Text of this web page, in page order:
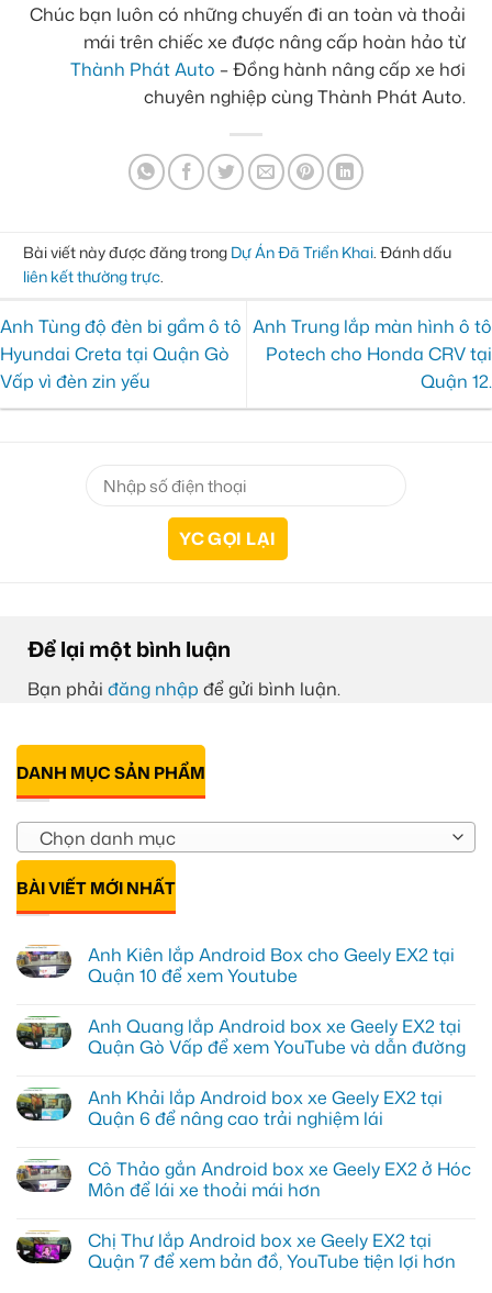
Chúc bạn luôn có những chuyến đi an toàn và thoải
mái trên chiếc xe được nâng cấp hoàn hảo từ
Thành Phát Auto – Đồng hành nâng cấp xe hơi
chuyên nghiệp cùng Thành Phát Auto.
Bài viết này được đăng trong Dự Án Đã Triển Khai . Đánh dấu
liên kết thường trực
Anh Tùng độ đèn bi gầm ô tô
Hyundai Creta tại Quận Gò
Vấp vì đèn zin yếu
Anh Trung lắp màn hình ô tô
Potech cho Honda CRV tại
Quận 12.
Để lại một bình luận
Bạn phải đăng nhập để gửi bình luận.
DANH MỤC SẢN PHẨM
Chọn danh mục
BÀI VIẾT MỚI NHẤT
Anh Kiên lắp Android Box cho Geely EX2 tại
Quận 10 để xem Youtube
bình
luận
ở
lắp
Android
Box
EX2
tại
Quận
xem
Youtube
Anh Quang lắp Android box xe Geely EX2 tại
Quận Gò Vấp để xem YouTube và dẫn đường
bình
luận
ở
lắp
Android
box
EX2
tại
Quận
Anh Khải lắp Android box xe Geely EX2 tại
Quận 6 để nâng cao trải nghiệm lái
bình
luận
ở
lắp
Android
box
Cô Thảo gắn Android box xe Geely EX2 ở Hóc
Môn để lái xe thoải mái hơn
bình
luận
ở
Chị Thư lắp Android box xe Geely EX2 tại
Quận 7 để xem bản đồ, YouTube tiện lợi hơn